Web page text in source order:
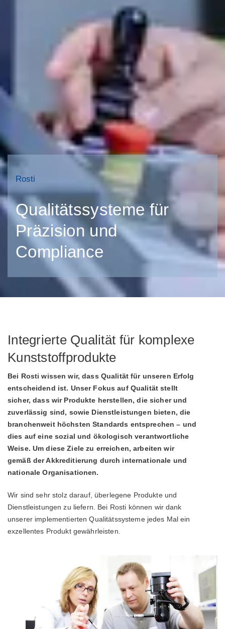
Rosti
Qualitätssysteme für
Präzision und
Compliance
Integrierte Qualität für komplexe
Kunststoffprodukte
Bei Rosti wissen wir, dass Qualität für unseren Erfolg
entscheidend ist. Unser Fokus auf Qualität stellt
sicher, dass wir Produkte herstellen, die sicher und
zuverlässig sind, sowie Dienstleistungen bieten, die
branchenweit höchsten Standards entsprechen – und
dies auf eine sozial und ökologisch verantwortliche
Weise. Um diese Ziele zu erreichen, arbeiten wir
gemäß der Akkreditierung durch internationale und
nationale Organisationen.
Wir sind sehr stolz darauf, überlegene Produkte und
Dienstleistungen zu liefern. Bei Rosti können wir dank
unserer implementierten Qualitätssysteme jedes Mal ein
exzellentes Produkt gewährleisten.